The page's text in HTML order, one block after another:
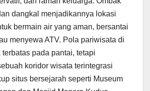
dangkal menjadikannya lokasi
bermain air yang aman, bersantai
menyewa ATV. Pola pariwisata di
terbatas pada pantai, tetapi
koridor wisata terintegrasi
situs bersejarah seperti Museum